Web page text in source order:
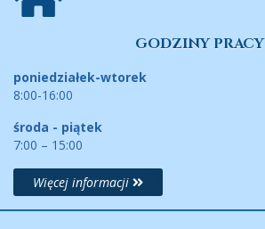
GODZINY PRACY
poniedziałek-wtorek
8:00-16:00
środa - piątek
7:00 – 15:00
Więcej informacji